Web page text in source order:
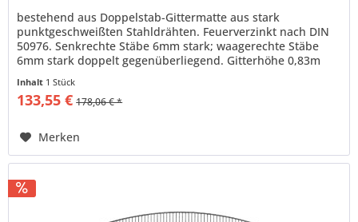
bestehend aus Doppelstab-Gittermatte aus stark
punktgeschweißten Stahldrähten. Feuerverzinkt nach DIN
50976. Senkrechte Stäbe 6mm stark; waagerechte Stäbe
6mm stark doppelt gegenüberliegend. Gitterhöhe 0,83m
Inhalt 1 Stück
133,55 € 178,06 € *
Merken